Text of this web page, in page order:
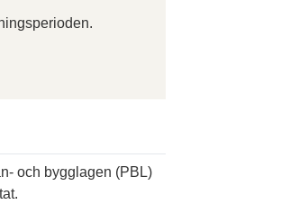
och bygglagen (PBL)